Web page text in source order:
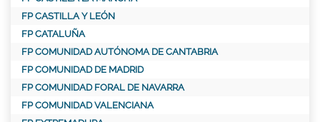
FP CASTILLA Y LEÓN
FP CATALUÑA
FP COMUNIDAD AUTÓNOMA DE CANTABRIA
FP COMUNIDAD DE MADRID
FP COMUNIDAD FORAL DE NAVARRA
FP COMUNIDAD VALENCIANA